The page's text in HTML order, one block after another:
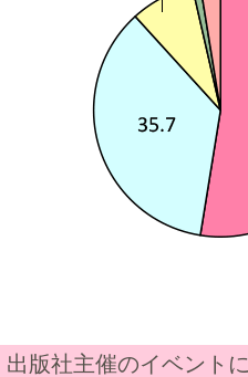
出版社主催のイベント